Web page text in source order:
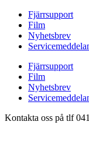
Hoppa
innehåll
Fjärrsupport
Film
Nyhetsbrev
Fjärrsupport
Film
Nyhetsbrev
Kontakta oss på tlf